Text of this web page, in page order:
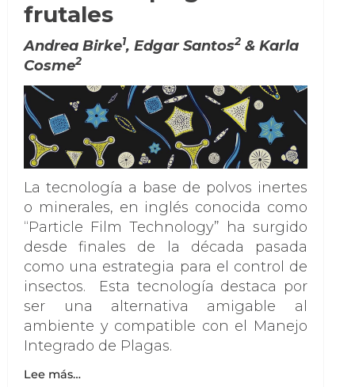
frutales
Andrea Birke1, Edgar Santos2 & Karla
Cosme2
La tecnología a base de polvos inertes
o minerales, en inglés conocida como
“Particle Film Technology” ha surgido
desde finales de la década pasada
como una estrategia para el control de
insectos. Esta tecnología destaca por
ser una alternativa amigable al
ambiente y compatible con el Manejo
Integrado de Plagas.
Lee más…